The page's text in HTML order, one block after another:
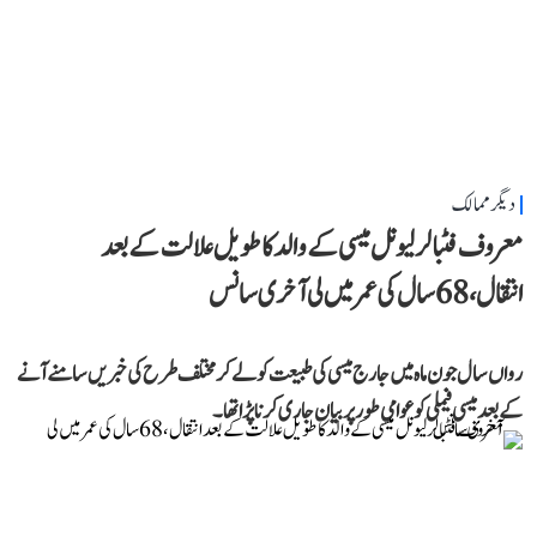
دیگر ممالک
معروف فٹبالر لیونل میسی کے والد کا طویل علالت کے بعد
انتقال، 68 سال کی عمر میں لی آخری سانس
رواں سال جون ماہ میں جارج میسی کی طبیعت کو لے کر مختلف طرح کی خبریں سامنے آنے
کے بعد میسی فیملی کو عوامی طور پر بیان جاری کرنا پڑا تھا۔